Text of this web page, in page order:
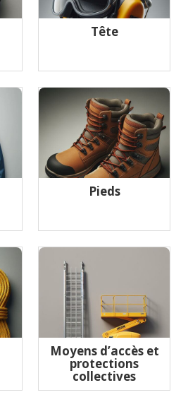
Tête
Pieds
Moyens d’accès et
protections
collectives